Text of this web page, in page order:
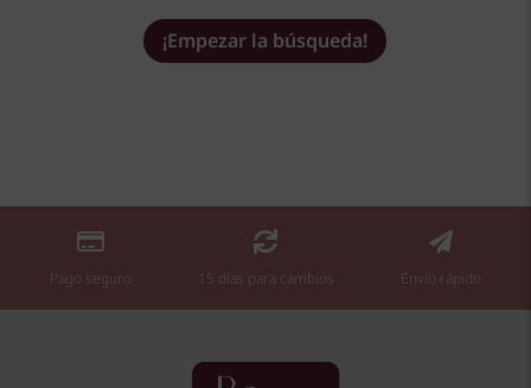
¡Empezar la búsqueda!

Pago seguro

15 días para cambios

Envío rápido